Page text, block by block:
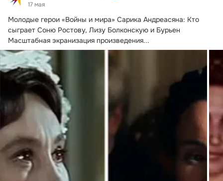
17 мая
Молодые герои «Войны и мира» Сарика Андреасяна: Кто
сыграет Соню Ростову, Лизу Болконскую и Бурьен
Масштабная экранизация произведения...